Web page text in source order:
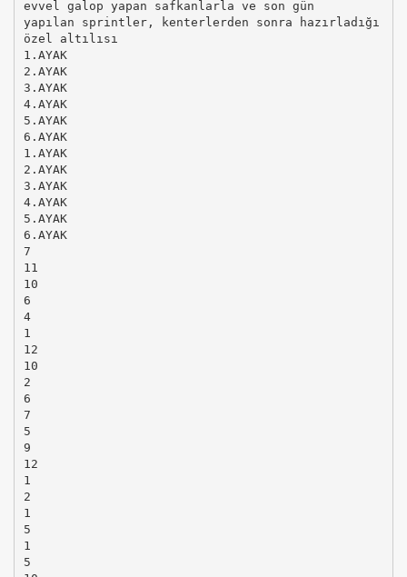
evvel galop yapan safkanlarla ve son gün
yapılan sprintler, kenterlerden sonra hazırladığı
özel altılısı
1.AYAK
2.AYAK
3.AYAK
4.AYAK
5.AYAK
6.AYAK
1.AYAK
2.AYAK
3.AYAK
4.AYAK
5.AYAK
6.AYAK
7
11
10
6
4
1
12
10
2
6
7
5
9
12
1
2
1
5
1
5